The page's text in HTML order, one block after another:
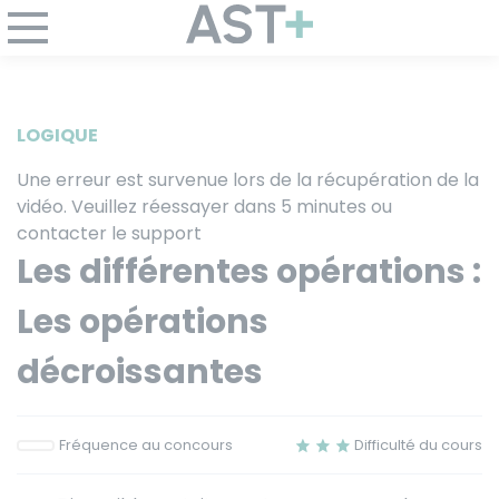
LOGIQUE
Une erreur est survenue lors de la récupération de la
vidéo. Veuillez réessayer dans 5 minutes ou
contacter le support
Les différentes opérations :
Les opérations
décroissantes
Fréquence au concours Difficulté du cours
Panneau de gestion des cookies